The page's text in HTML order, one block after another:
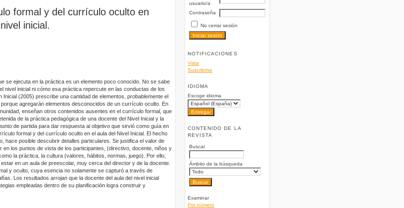
usuario/a
Contraseña
No cerrar sesión
NOTIFICACIONES
Vista
Suscribirse
IDIOMA
Escoge idioma
CONTENIDO DE LA
REVISTA
Buscar
Ámbito de la búsqueda
Examinar
Por número
formal y del currículo oculto en
inicial.
se ejecuta en la práctica es un elemento poco conocido. No se sabe
nivel inicial ni cómo esa práctica repercute en las conductas de los
(2005) prescribe una cantidad de elementos, probablemente el
agregarán elementos desconocidos de un currículo oculto. En
enseñan otros contenidos ausentes en el currículo formal, que
de la práctica pedagógica de una docente del Nivel Inicial y la
de partida para dar respuesta al objetivo que sirvió como guía en
formal y del currículo oculto en el aula del Nivel Inicial. El hecho
hace posible descubrir detalles particulares. Se justifica el valor de
los puntos de vista de los participantes, (directivo, docente, niños y
la práctica, la cultura (valores, hábitos, normas, juego). Por ello,
en un aula de preescolar, muy cerca del director y de la docente.
y oculto, cuya esencia no solamente se capturó a través de
Los resultados arrojan que la docente del aula del nivel inicial
empleadas dentro de su planificación logra construir y